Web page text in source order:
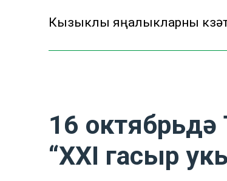
Кызыклы яңалыкларны
16 октябрьдә
“XXI гасыр